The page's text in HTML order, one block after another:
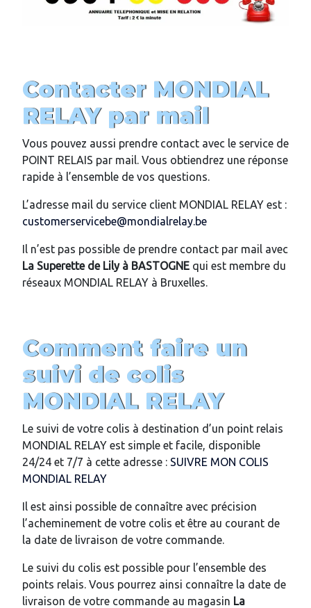
Contacter MONDIAL
RELAY par mail
Vous pouvez aussi prendre contact avec le service de
POINT RELAIS par mail. Vous obtiendrez une réponse
rapide à l’ensemble de vos questions.
L’adresse mail du service client MONDIAL RELAY est :
customerservicebe@mondialrelay.be
Il n’est pas possible de prendre contact par mail avec
La Superette de Lily à BASTOGNE qui est membre du
réseaux MONDIAL RELAY à Bruxelles.
Comment faire un
suivi de colis
MONDIAL RELAY
Le suivi de votre colis à destination d’un point relais
MONDIAL RELAY est simple et facile, disponible
24/24 et 7/7 à cette adresse : SUIVRE MON COLIS
MONDIAL RELAY
Il est ainsi possible de connaître avec précision
l’acheminement de votre colis et être au courant de
la date de livraison de votre commande.
Le suivi du colis est possible pour l’ensemble des
points relais. Vous pourrez ainsi connaître la date de
livraison de votre commande au magasin La